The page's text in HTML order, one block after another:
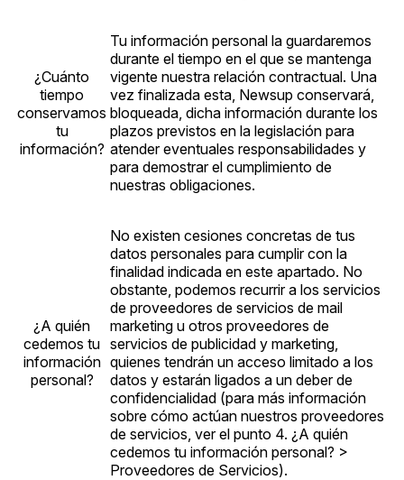
¿Cuánto
tiempo
conservamos
tu
información?
Tu información personal la guardaremos
durante el tiempo en el que se mantenga
vigente nuestra relación contractual. Una
vez finalizada esta, Newsup conservará,
bloqueada, dicha información durante los
plazos previstos en la legislación para
atender eventuales responsabilidades y
para demostrar el cumplimiento de
nuestras obligaciones.
¿A quién
cedemos tu
información
personal?
No existen cesiones concretas de tus
datos personales para cumplir con la
finalidad indicada en este apartado. No
obstante, podemos recurrir a los servicios
de proveedores de servicios de mail
marketing u otros proveedores de
servicios de publicidad y marketing,
quienes tendrán un acceso limitado a los
datos y estarán ligados a un deber de
confidencialidad (para más información
sobre cómo actúan nuestros proveedores
de servicios, ver el punto 4. ¿A quién
cedemos tu información personal? >
Proveedores de Servicios).